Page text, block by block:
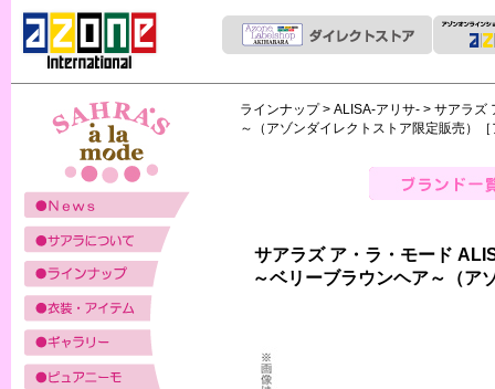
ラインナップ> ALISA-アリサ- > サアラズ
～（アゾンダイレクトストア限定販売）
サアラズ ア・ラ・モード
～ベリーブラウンヘア～（ア